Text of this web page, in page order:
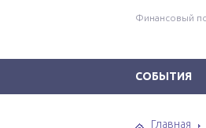
Финансовый
СОБЫТИЯ
Главная